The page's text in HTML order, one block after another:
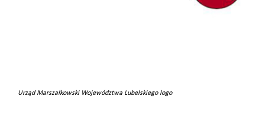
Urząd Marszałkowski Województwa Lubelskiego logo